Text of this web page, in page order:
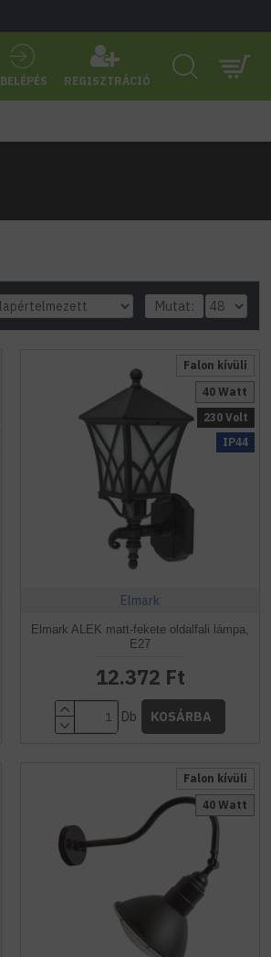
BELÉPÉS REGISZTRÁCIÓ
Mutat:
Falon kívüli
40 Watt
230 Volt
IP44
Elmark
Elmark ALEK matt-fekete oldalfali lámpa,
E27
12.372 Ft
Db KOSÁRBA
Falon kívüli
40 Watt